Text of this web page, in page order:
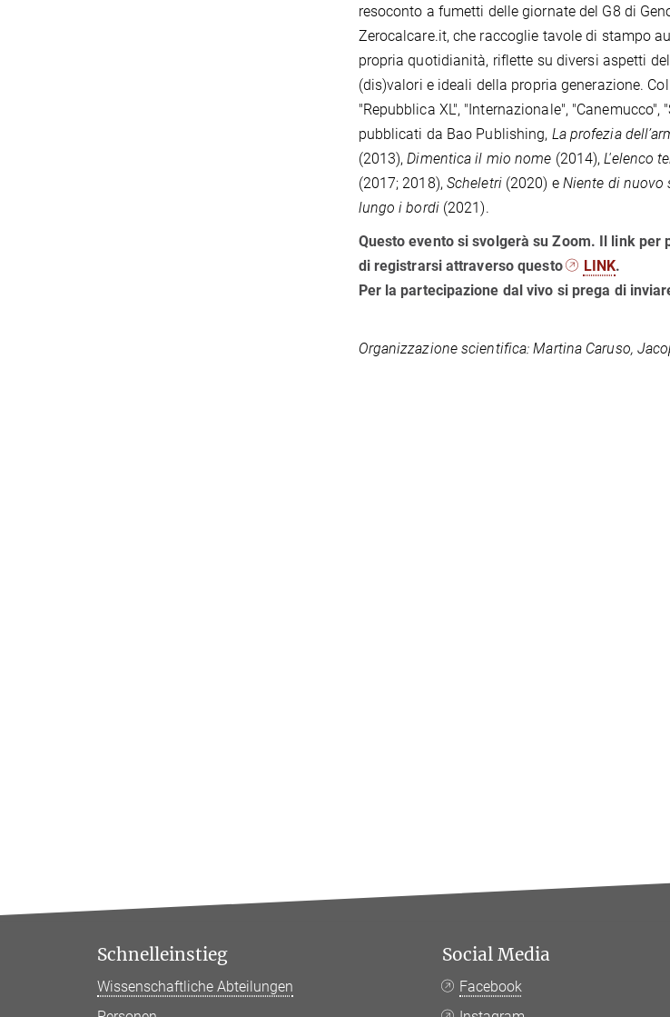
resoconto a fumetti delle giornate del G8 di
Zerocalcare.it, che raccoglie tavole di stampo
propria quotidianità, riflette su diversi aspetti
(dis)valori e ideali della propria generazione.
"Repubblica XL", "Internazionale",
pubblicati da Bao Publishing, La profezia
(2013), Dimentica il mio nome (2014),L'elenco
(2017; 2018), Scheletri(2020) e Niente di nuovo
lungo i bordi (2021).
Questo evento si svolgerà su Zoom. Il link
di registrarsi attraverso questo
LINK.
Per la partecipazione dal vivo si prega di
Organizzazione scientifica: Martina Caruso,
Schnelleinstieg
Wissenschaftliche Abteilungen
Social Media
Facebook